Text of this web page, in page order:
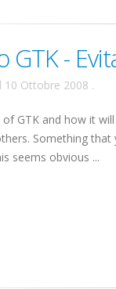
GTK -
10 Ottobre 2008 .
GTK and how it
Something
seems obvious ...